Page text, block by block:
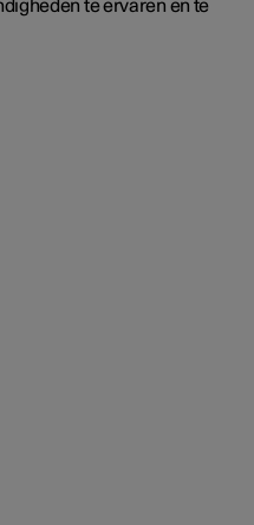
te ervaren en te